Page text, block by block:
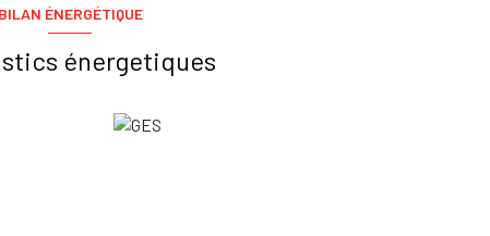
BILAN ÉNERGÉTIQUE
énergetiques